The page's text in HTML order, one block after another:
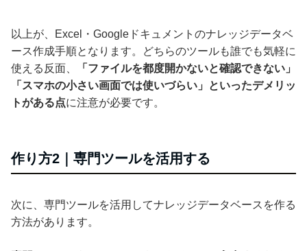
以上が、Excel・Googleドキュメントのナレッジデータベ
ース作成手順となります。どちらのツールも誰でも気軽に
使える反面、
「ファイルを都度開かないと確認できない」
「スマホの小さい画面では使いづらい」といったデメリッ
トがある点に注意が必要です。
作り方2｜専門ツールを活用する
次に、専門ツールを活用してナレッジデータベースを作る
方法があります。